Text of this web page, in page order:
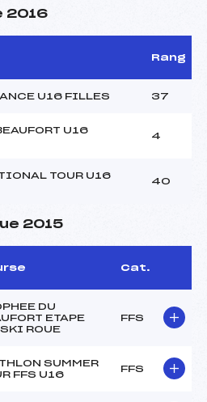
2016
Rang
U16 FILLES 37
U16
4
TOUR U16
40
2015
Cat.
DU
ETAPE
SKI ROUE
FFS
SUMMER
FFS U16
FFS